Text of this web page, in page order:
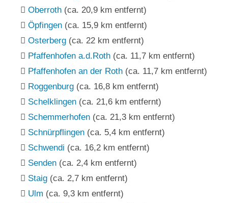
Oberroth (ca. 20,9 km entfernt)
Öpfingen (ca. 15,9 km entfernt)
Osterberg (ca. 22 km entfernt)
Pfaffenhofen a.d.Roth (ca. 11,7 km entfernt)
Pfaffenhofen an der Roth (ca. 11,7 km entfernt)
Roggenburg (ca. 16,8 km entfernt)
Schelklingen (ca. 21,6 km entfernt)
Schemmerhofen (ca. 21,3 km entfernt)
Schnürpflingen (ca. 5,4 km entfernt)
Schwendi (ca. 16,2 km entfernt)
Senden (ca. 2,4 km entfernt)
Staig (ca. 2,7 km entfernt)
Ulm (ca. 9,3 km entfernt)